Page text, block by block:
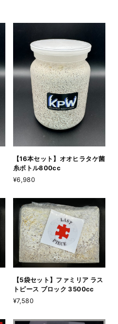
【16本セット】オオヒラタケ菌
糸ボトル800cc
¥6,980
【5袋セット】ファミリア ラス
トピース ブロック 3500cc
¥7,580